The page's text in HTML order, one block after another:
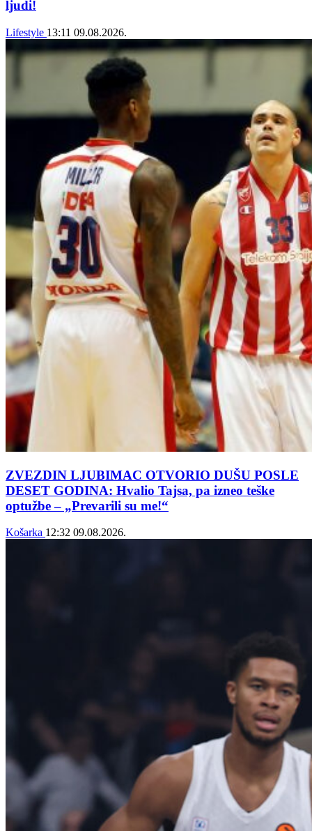
ljudi!
Lifestyle 13:11 09.08.2026.
ZVEZDIN LJUBIMAC OTVORIO DUŠU POSLE
DESET GODINA: Hvalio Tajsa, pa izneo teške
optužbe – „Prevarili su me!“
Košarka 12:32 09.08.2026.